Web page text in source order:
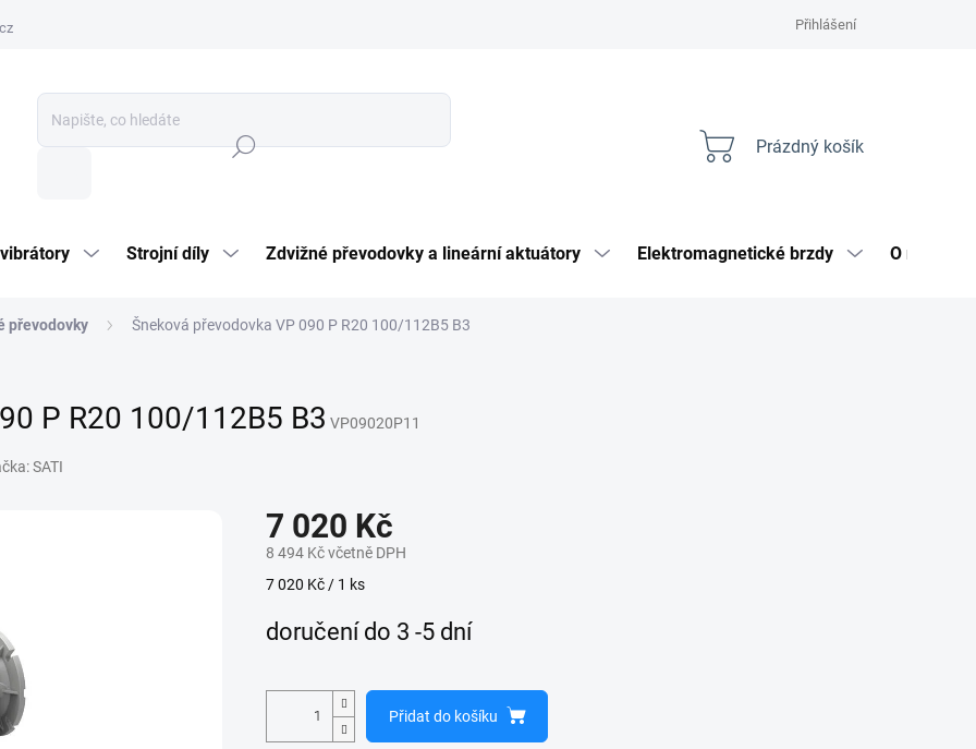
Přihlášení
Nákupní
Prázdný košík
Strojní díly Zdvižné převodovky a lineární aktuátory Elektromagnetické brzdy O nás
převodovky Šneková převodovka VP 090 P R20 100/112B5 B3
P R20 100/112B5 B3 VP09020P11
SATI
7 020 Kč
8 494 Kč včetně DPH
Měrná
7 020 Kč / 1 ks
doručení do 3 -5 dní
Přidat do košíku